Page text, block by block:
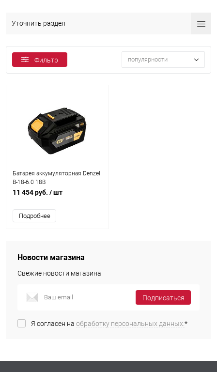
Уточнить раздел
Фильтр популярности
Батарея аккумуляторная Denzel
B-18-6.0 18В
11 454 руб. / шт
Подробнее
Новости магазина
Свежие новости магазина
Подписаться
Я согласен на обработку персональных данных.*